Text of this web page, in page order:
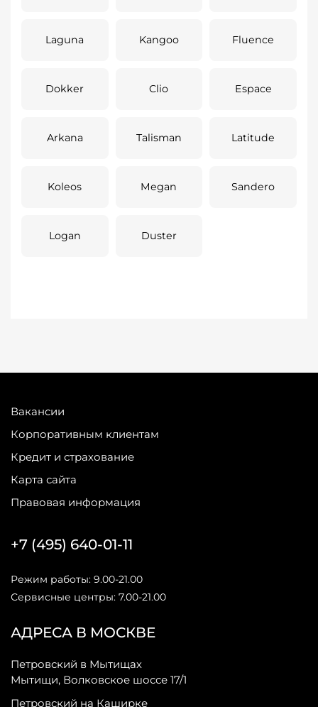
Laguna Kangoo Fluence
Dokker Clio Espace
Arkana Talisman Latitude
Koleos Megan Sandero
Logan Duster
Вакансии
Корпоративным клиентам
Кредит и страхование
Карта сайта
Правовая информация
АДРЕСА В МОСКВЕ
Петровский в Мытищах
Мытищи, Волковское шоссе 17/1
Петровский на Каширке
+7 (495) 640-01-11
Режим работы: 9.00-21.00
Сервисные центры: 7.00-21.00